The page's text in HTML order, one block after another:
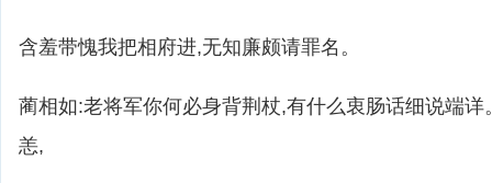
含羞带愧我把相府进,无知廉颇请罪名。
蔺相如:老将军你何必身背荆杖,有什么衷肠话细说端
恙,